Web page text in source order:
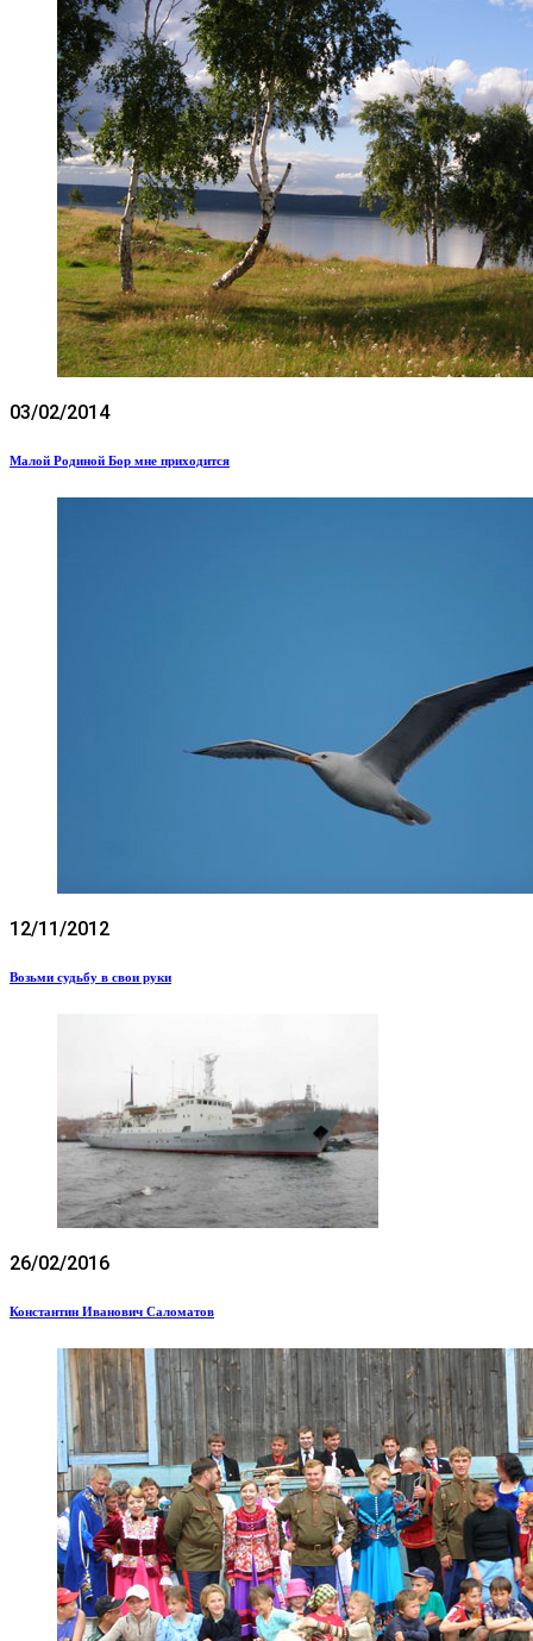
03/02/2014
Малой Родиной Бор мне приходится
12/11/2012
Возьми судьбу в свои руки
26/02/2016
Константин Иванович Саломатов